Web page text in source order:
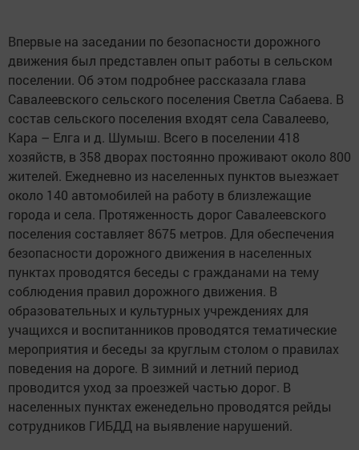
Впервые на заседании по безопасности дорожного
движения был представлен опыт работы в сельском
поселении. Об этом подробнее рассказала глава
Савалеевского сельского поселения Светла Сабаева. В
состав сельского поселения входят села Савалеево,
Кара – Елга и д. Шумыш. Всего в поселении 418
хозяйств, в 358 дворах постоянно проживают около 800
жителей. Ежедневно из населенных пунктов выезжает
около 140 автомобилей на работу в близлежащие
города и села. Протяженность дорог Савалеевского
поселения составляет 8675 метров. Для обеспечения
безопасности дорожного движения в населенных
пунктах проводятся беседы с гражданами на тему
соблюдения правил дорожного движения. В
образовательных и культурных учреждениях для
учащихся и воспитанников проводятся тематические
мероприятия и беседы за круглым столом о правилах
поведения на дороге. В зимний и летний период
проводится уход за проезжей частью дорог. В
населенных пунктах еженедельно проводятся рейды
сотрудников ГИБДД на выявление нарушений.